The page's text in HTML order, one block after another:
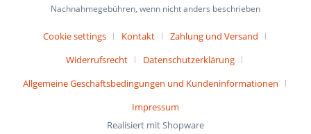
Nachnahmegebühren, wenn nicht anders beschrieben
Cookie settings Kontakt
Zahlung und Versand
Widerrufsrecht
Datenschutzerklärung
Allgemeine Geschäftsbedingungen und Kundeninformationen
Impressum
Realisiert mit Shopware